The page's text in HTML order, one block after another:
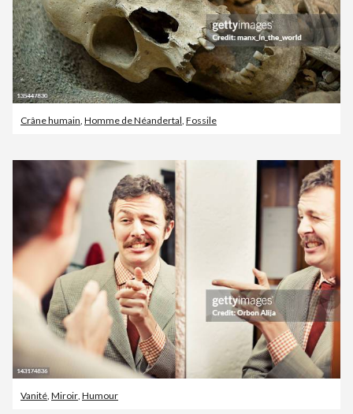
Crâne humain Homme de Néandertal Fossile
Vanité Miroir Humour